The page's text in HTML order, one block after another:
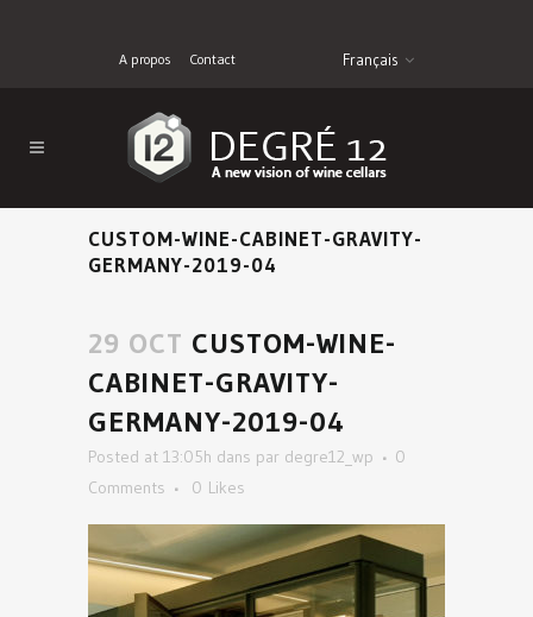
A propos Contact Français
CUSTOM-WINE-CABINET-GRAVITY-
GERMANY-2019-04
29 OCT CUSTOM-WINE-
CABINET-GRAVITY-
GERMANY-2019-04
Posted at 13:05h dans par degre12_wp
0
Comments
0 Likes